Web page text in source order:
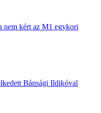
nem kért az M1 egykori
Bánsági Ildikóval